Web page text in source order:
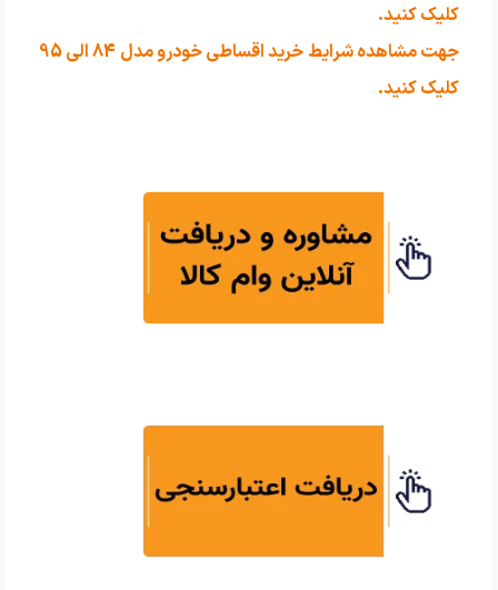
کلیک کنید.
جهت مشاهده شرایط خرید اقساطی خودرو مدل 84 الی 95
کلیک کنید.